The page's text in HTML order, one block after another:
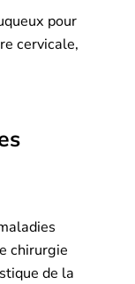
pour
cervicale,
chirurgie
de la